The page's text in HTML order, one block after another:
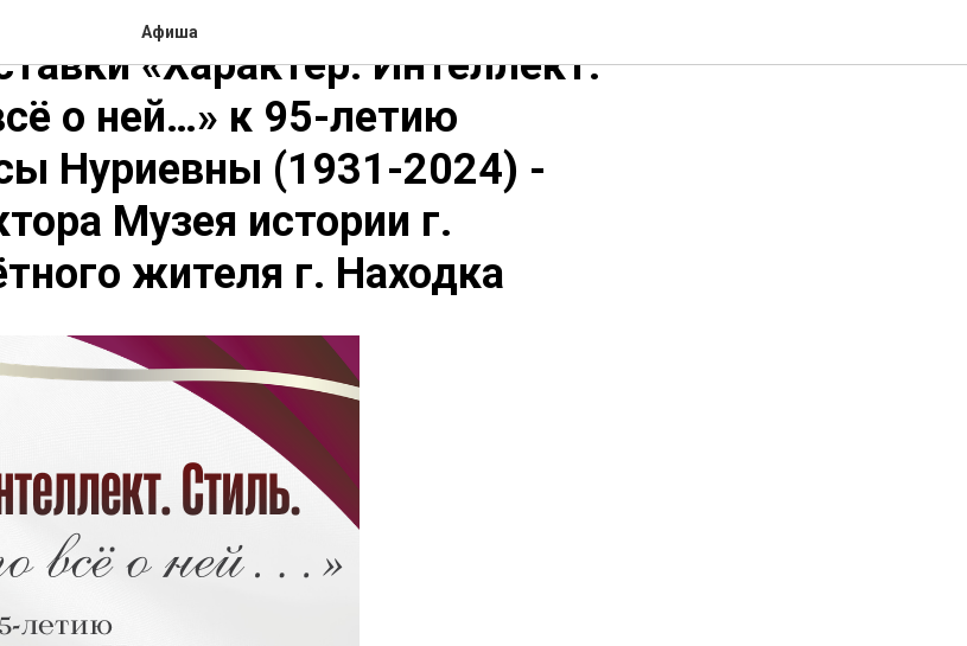
Афиша
«Характер. Интеллект.
о ней…» к 95-летию
Нуриевны (1931-2024) -
Музея истории г.
жителя г. Находка